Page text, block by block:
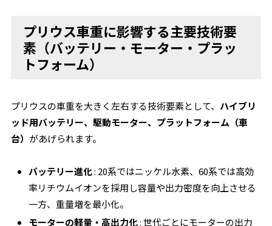
プリウス車重に影響する主要技術要
素（バッテリー・モーター・プラッ
トフォーム）
プリウスの車重を大きく左右する技術要素として、 ハイブリ
ッド用バッテリー、駆動モーター、プラットフォーム（車
台） があげられます。
バッテリー進化: 20系ではニッケル水素、60系では高効
率リチウムイオンを採用し容量や出力密度を向上させる
一方、重量増を最小化。
モーターの軽量・高出力化: 世代ごとにモーターの出力